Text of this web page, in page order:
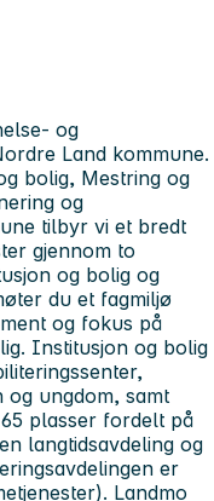
og
Land kommune.
bolig, Mestring og
og
tilbyr vi et bredt
gjennom to
og bolig og
du et fagmiljø
og fokus på
Institusjon og bolig
og ungdom, samt
plasser fordelt på
langtidsavdeling og
er
Landmo